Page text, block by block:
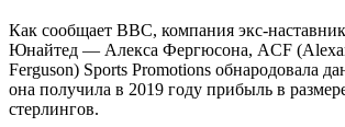
Как сообщает ВВС, компания экс-
Юнайтед — Алекса Фергюсона, ACF
Ferguson) Sports Promotions обнародовала
она получила в 2019 году прибыль в
стерлингов.